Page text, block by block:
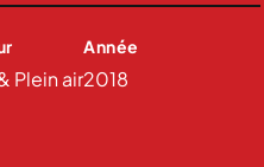
Plein air
Année
2018